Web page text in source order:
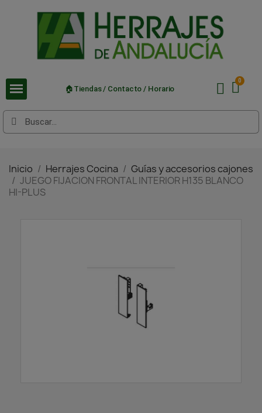
🏠Tiendas / Contacto / Horario
Inicio Herrajes Cocina
Guías y accesorios cajones
JUEGO FIJACION FRONTAL INTERIOR H135 BLANCO
HI-PLUS